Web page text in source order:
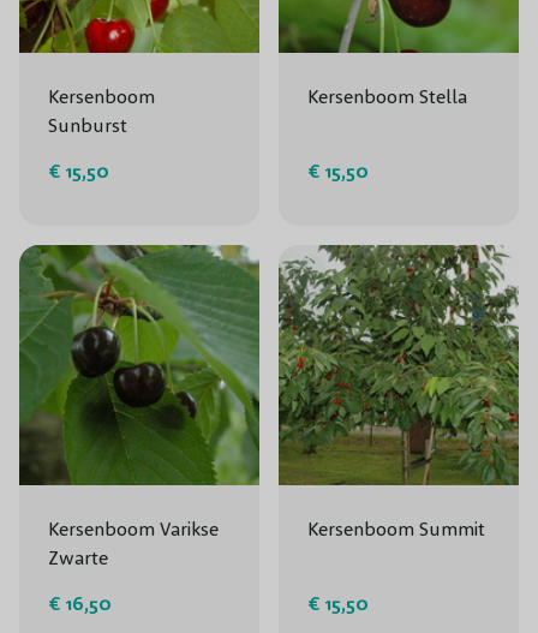
Kersenboom
Sunburst
€ 15,50
Kersenboom Stella
€ 15,50
Kersenboom Varikse
Zwarte
€ 16,50
Kersenboom Summit
€ 15,50